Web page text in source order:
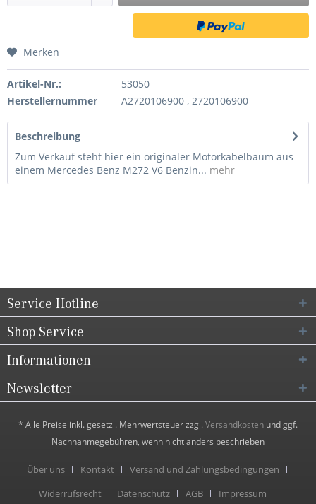
Merken
Artikel-Nr.:
53050
Herstellernummer
A2720106900 , 2720106900
Beschreibung
Zum Verkauf steht hier ein originaler Motorkabelbaum aus
einem Mercedes Benz M272 V6 Benzin... mehr
Service Hotline
Shop Service
Informationen
Newsletter
* Alle Preise inkl. gesetzl. Mehrwertsteuer zzgl.Versandkosten und ggf.
Nachnahmegebühren, wenn nicht anders beschrieben
Über uns Kontakt
Versand und Zahlungsbedingungen
Widerrufsrecht
Datenschutz AGB Impressum